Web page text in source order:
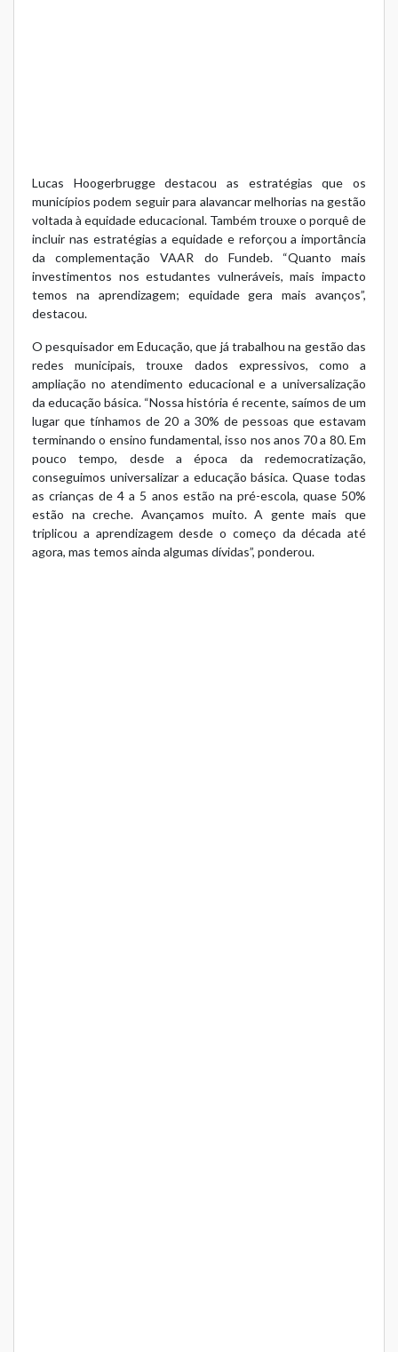
Lucas Hoogerbrugge destacou as estratégias que os
municípios podem seguir para alavancar melhorias na gestão
voltada à equidade educacional. Também trouxe o porquê de
incluir nas estratégias a equidade e reforçou a importância
da complementação VAAR do Fundeb. “Quanto mais
investimentos nos estudantes vulneráveis, mais impacto
temos na aprendizagem; equidade gera mais avanços”,
destacou.
O pesquisador em Educação, que já trabalhou na gestão das
redes municipais, trouxe dados expressivos, como a
ampliação no atendimento educacional e a universalização
da educação básica. “Nossa história é recente, saímos de um
lugar que tínhamos de 20 a 30% de pessoas que estavam
terminando o ensino fundamental, isso nos anos 70 a 80. Em
pouco tempo, desde a época da redemocratização,
conseguimos universalizar a educação básica. Quase todas
as crianças de 4 a 5 anos estão na pré-escola, quase 50%
estão na creche. Avançamos muito. A gente mais que
triplicou a aprendizagem desde o começo da década até
agora, mas temos ainda algumas dívidas”, ponderou.